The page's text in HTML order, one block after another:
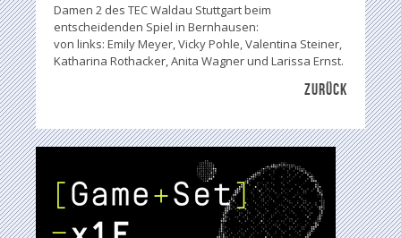
Damen 2 des TEC Waldau Stuttgart beim
entscheidenden Spiel in Bernhausen:
von links: Emily Meyer, Vicky Pohle, Valentina Steiner,
Katharina Rothacker, Anita Wagner und Larissa Ernst.
ZURÜCK